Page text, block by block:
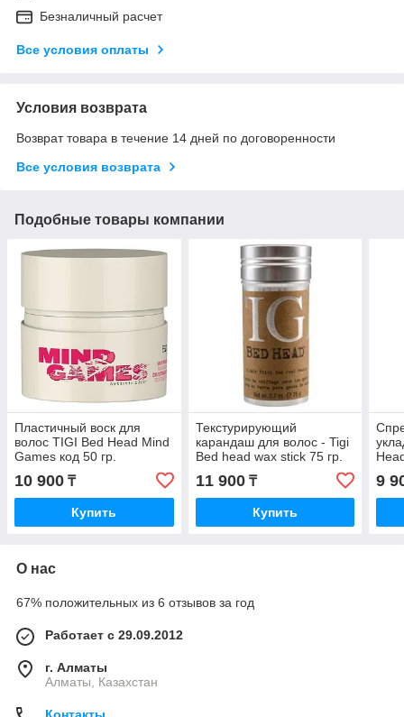
Безналичный расчет
Все условия оплаты
Условия возврата
Возврат товара в течение 14 дней по договоренности
Все условия возврата
Подобные товары компании
Пластичный воск для
волос TIGI Bed Head Mind
Games код 50 гр.
10 900 ₸
Купить
Текстурирующий
карандаш для волос - Tigi
Bed head wax stick 75 гр.
11 900₸
Купить
9
О нас
67% положительных из 6 отзывов за год
Работает с 29.09.2012
г. Алматы
Алматы, Казахстан